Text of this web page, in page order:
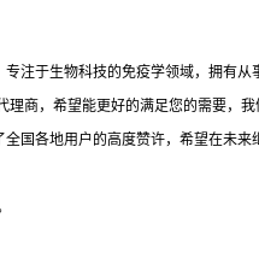
注于生物科技的免疫学领域，拥有
商，希望能更好的满足您的需要，
国各地用户的高度赞许，希望在未来